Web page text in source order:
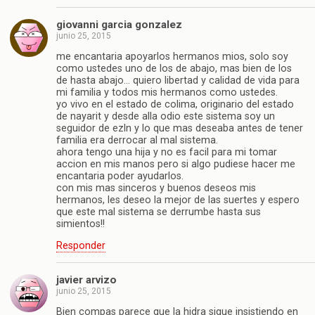
giovanni garcia gonzalez
junio 25, 2015
me encantaria apoyarlos hermanos mios, solo soy
como ustedes uno de los de abajo, mas bien de los
de hasta abajo… quiero libertad y calidad de vida para
mi familia y todos mis hermanos como ustedes.
yo vivo en el estado de colima, originario del estado
de nayarit y desde alla odio este sistema soy un
seguidor de ezln y lo que mas deseaba antes de tener
familia era derrocar al mal sistema.
ahora tengo una hija y no es facil para mi tomar
accion en mis manos pero si algo pudiese hacer me
encantaria poder ayudarlos.
con mis mas sinceros y buenos deseos mis
hermanos, les deseo la mejor de las suertes y espero
que este mal sistema se derrumbe hasta sus
simientos!!
Responder
javier arvizo
junio 25, 2015
Bien compas parece que la hidra sigue insistiendo en